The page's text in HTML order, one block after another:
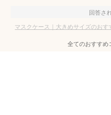
回答さ
マスクケース｜大きめサイズのおす
全てのおすすめ